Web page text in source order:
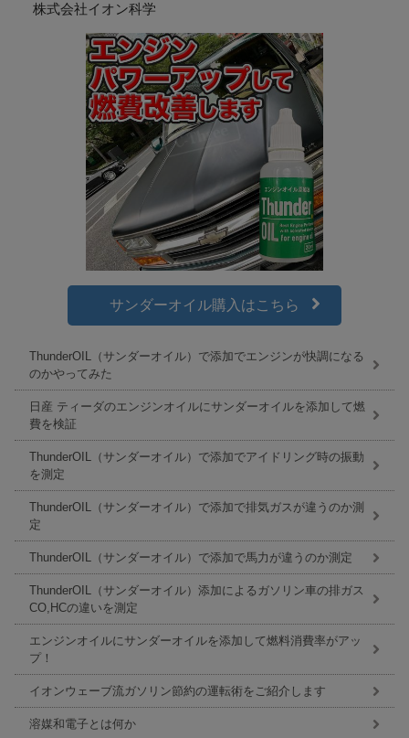
株式会社イオン科学
サンダーオイル購入はこちら
ThunderOIL（サンダーオイル）で添加でエンジンが快調になる
のかやってみた
日産 ティーダのエンジンオイルにサンダーオイルを添加して燃
費を検証
ThunderOIL（サンダーオイル）で添加でアイドリング時の振動
を測定
ThunderOIL（サンダーオイル）で添加で排気ガスが違うのか測
定
ThunderOIL（サンダーオイル）で添加で馬力が違うのか測定
ThunderOIL（サンダーオイル）添加によるガソリン車の排ガス
CO,HCの違いを測定
エンジンオイルにサンダーオイルを添加して燃料消費率がアッ
プ！
イオンウェーブ流ガソリン節約の運転術をご紹介します
溶媒和電子とは何か